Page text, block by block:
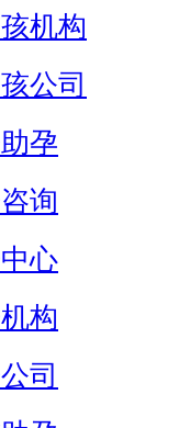
机构
公司
孕
询
心
构
司